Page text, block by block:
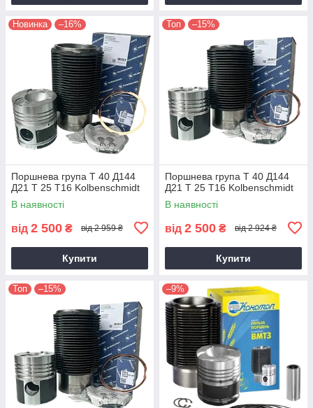
Новинка –16%
Поршнева група Т 40 Д144
Д21 Т 25 Т16 Kolbenschmidt
В наявності
від 2 500 ₴ від 2 959 ₴
Купити
Топ –15%
Поршнева група Т 40 Д144
Д21 Т 25 Т16 Kolbenschmidt
В наявності
від 2 500 ₴ від 2 924 ₴
Купити
Топ –15% –9%